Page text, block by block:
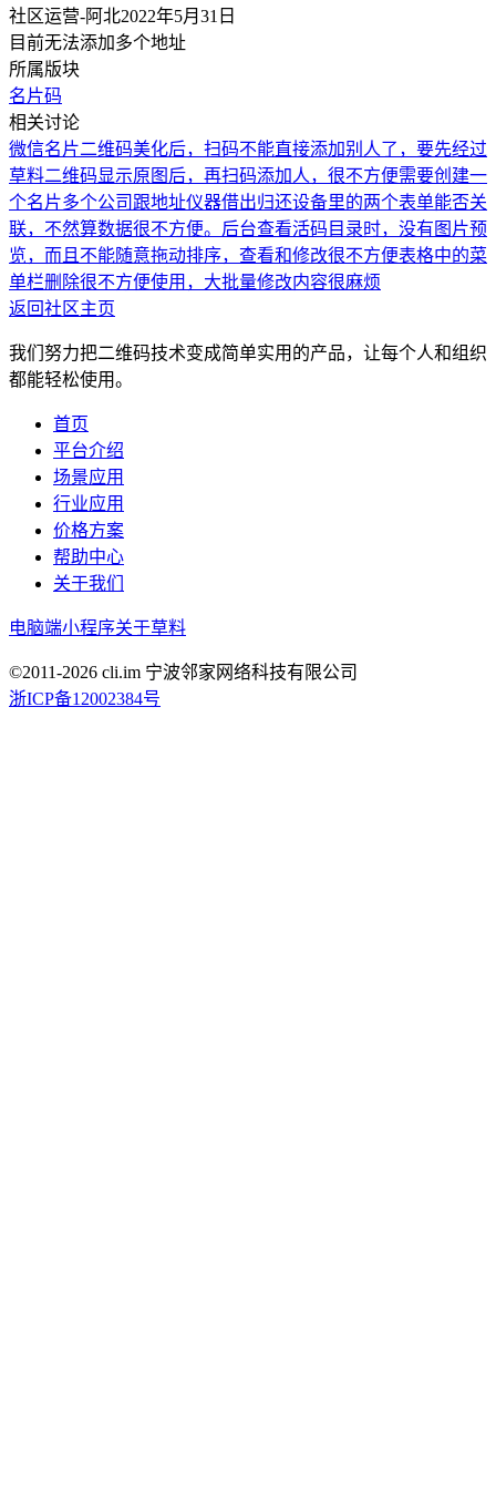
社区运营-阿北2022年5月31日
目前无法添加多个地址
所属版块
名片码
相关讨论
微信名片二维码美化后，扫码不能直接添加别人了，要先经过
草料二维码显示原图后，再扫码添加人，很不方便需要创建一
个名片多个公司跟地址仪器借出归还设备里的两个表单能否关
联，不然算数据很不方便。 后台查看活码目录时，没有图片预
览，而且不能随意拖动排序，查看和修改很不方便表格中的菜
单栏删除很不方便使用，大批量修改内容很麻烦
返回社区主页
我们努力把二维码技术变成简单实用的产品，让每个人和组织
都能轻松使用。
首页
平台介绍
场景应用
行业应用
价格方案
帮助中心
关于我们
电脑端小程序关于草料
©2011-2026 cli.im 宁波邻家网络科技有限公司
浙ICP备12002384号